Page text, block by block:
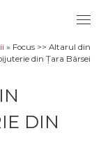
» Focus >> Altarul din
din Țara Bârsei
DIN